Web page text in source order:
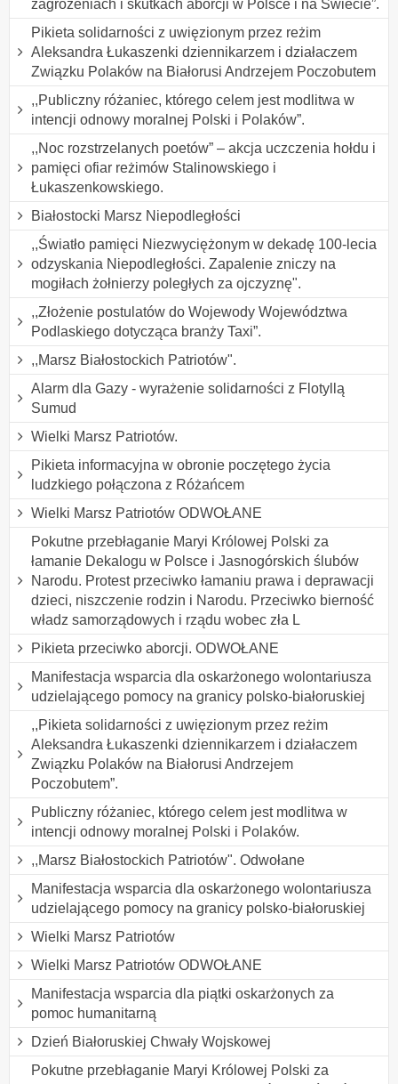
zagrożeniach i skutkach aborcji w Polsce i na Świecie”.
Pikieta solidarności z uwięzionym przez reżim
Aleksandra Łukaszenki dziennikarzem i działaczem
Związku Polaków na Białorusi Andrzejem Poczobutem
,,Publiczny różaniec, którego celem jest modlitwa w
intencji odnowy moralnej Polski i Polaków”.
,,Noc rozstrzelanych poetów” – akcja uczczenia hołdu i
pamięci ofiar reżimów Stalinowskiego i
Łukaszenkowskiego.
Białostocki Marsz Niepodległości
,,Światło pamięci Niezwyciężonym w dekadę 100-lecia
odzyskania Niepodległości. Zapalenie zniczy na
mogiłach żołnierzy poległych za ojczyznę".
,,Złożenie postulatów do Wojewody Województwa
Podlaskiego dotycząca branży Taxi”.
,,Marsz Białostockich Patriotów".
Alarm dla Gazy - wyrażenie solidarności z Flotyllą
Sumud
Wielki Marsz Patriotów.
Pikieta informacyjna w obronie poczętego życia
ludzkiego połączona z Różańcem
Wielki Marsz Patriotów ODWOŁANE
Pokutne przebłaganie Maryi Królowej Polski za
łamanie Dekalogu w Polsce i Jasnogórskich ślubów
Narodu. Protest przeciwko łamaniu prawa i deprawacji
dzieci, niszczenie rodzin i Narodu. Przeciwko bierność
władz samorządowych i rządu wobec zła L
Pikieta przeciwko aborcji. ODWOŁANE
Manifestacja wsparcia dla oskarżonego wolontariusza
udzielającego pomocy na granicy polsko-białoruskiej
,,Pikieta solidarności z uwięzionym przez reżim
Aleksandra Łukaszenki dziennikarzem i działaczem
Związku Polaków na Białorusi Andrzejem
Poczobutem”.
Publiczny różaniec, którego celem jest modlitwa w
intencji odnowy moralnej Polski i Polaków.
,,Marsz Białostockich Patriotów". Odwołane
Manifestacja wsparcia dla oskarżonego wolontariusza
udzielającego pomocy na granicy polsko-białoruskiej
Wielki Marsz Patriotów
Wielki Marsz Patriotów ODWOŁANE
Manifestacja wsparcia dla piątki oskarżonych za
pomoc humanitarną
Dzień Białoruskiej Chwały Wojskowej
Pokutne przebłaganie Maryi Królowej Polski za